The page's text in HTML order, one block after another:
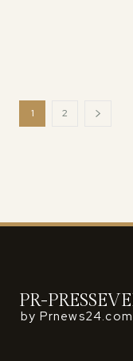
1 2
PR-
by Prnews24.com